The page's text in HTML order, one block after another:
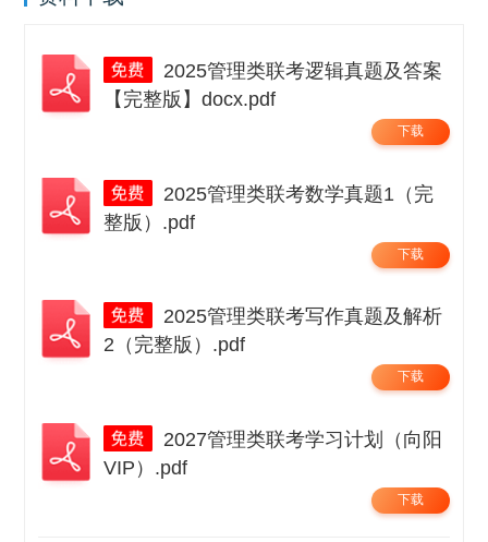
【完整版】docx.pdf
下载
整版）.pdf
下载
2（完整版）.pdf
下载
VIP）.pdf
下载